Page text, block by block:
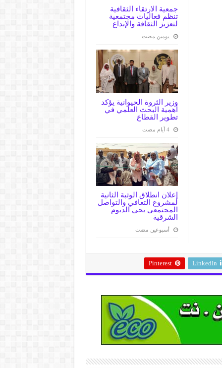
جمعية الارتقاء الثقافية
تنظم فعاليات مجتمعية
لتعزيز الثقافة والإبداع
‏يومين مضت
وزير الثروة الحيوانية يؤكد
أهمية البحث العلمي في
تطوير القطاع
‏4 أيام مضت
إعلان انطلاق الوثبة الثانية
لمشروع التعافي والتواصل
المجتمعي بحي الديوم
الشرقية
‏أسبوعين مضت
LinkedIn
Pinterest